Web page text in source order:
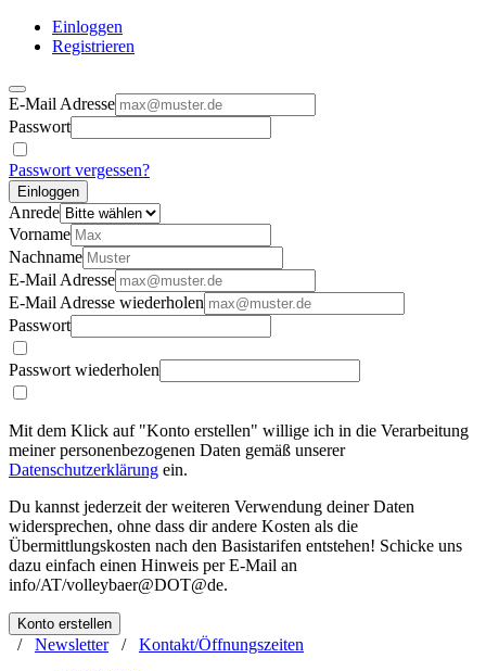
Einloggen
Registrieren
E-Mail Adresse
Passwort
Passwort vergessen?
Einloggen
Anrede
Vorname
Nachname
E-Mail Adresse
E-Mail Adresse wiederholen
Passwort
Passwort wiederholen
Mit dem Klick auf "Konto erstellen" willige ich in die Verarbeitung
meiner personenbezogenen Daten gemäß unserer
Datenschutzerklärung ein.
Du kannst jederzeit der weiteren Verwendung deiner Daten
widersprechen, ohne dass dir andere Kosten als die
Übermittlungskosten nach den Basistarifen entstehen! Schicke uns
dazu einfach einen Hinweis per E-Mail an
info/AT/volleybaer@DOT@de.
Konto erstellen
/ Newsletter/ Kontakt/Öffnungszeiten